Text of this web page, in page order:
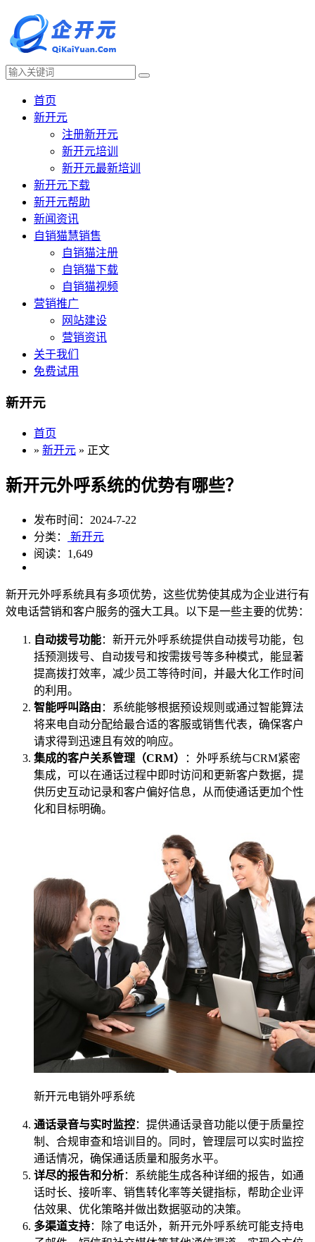
首页
新开元
注册新开元
新开元培训
新开元最新培训
新开元下载
新开元帮助
新闻资讯
自销猫慧销售
自销猫注册
自销猫下载
自销猫视频
营销推广
网站建设
营销资讯
关于我们
免费试用
新开元
首页
» 新开元 » 正文
新开元外呼系统的优势有哪些？
发布时间：2024-7-22
分类：
新开元
阅读：1,649
新开元外呼系统具有多项优势，这些优势使其成为企业进行有
效电话营销和客户服务的强大工具。以下是一些主要的优势：
自动拨号功能：新开元外呼系统提供自动拨号功能，包
括预测拨号、自动拨号和按需拨号等多种模式，能显著
提高拨打效率，减少员工等待时间，并最大化工作时间
的利用。
智能呼叫路由 ：系统能够根据预设规则或通过智能算法
将来电自动分配给最合适的客服或销售代表，确保客户
请求得到迅速且有效的响应。
集成的客户关系管理（CRM）
：外呼系统与CRM紧密
集成，可以在通话过程中即时访问和更新客户数据，提
供历史互动记录和客户偏好信息，从而使通话更加个性
化和目标明确。
新开元电销外呼系统
通话录音与实时监控：提供通话录音功能以便于质量控
制、合规审查和培训目的。同时，管理层可以实时监控
通话情况，确保通话质量和服务水平。
详尽的报告和分析：系统能生成各种详细的报告，如通
话时长、接听率、销售转化率等关键指标，帮助企业评
估效果、优化策略并做出数据驱动的决策。
多渠道支持：除了电话外，新开元外呼系统可能支持电